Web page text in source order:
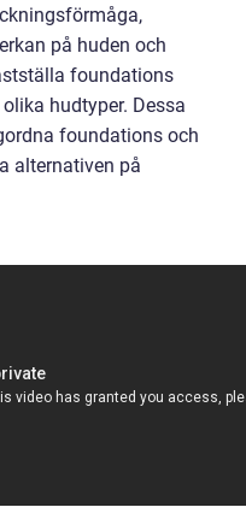
på huden och
foundations
hudtyper. Dessa
foundations och
alternativen på